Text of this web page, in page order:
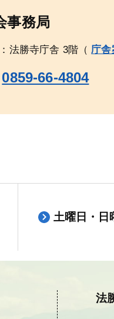
事務局
法勝寺庁舎 3階（ 庁舎
0859-66-4804
土曜日・日
法